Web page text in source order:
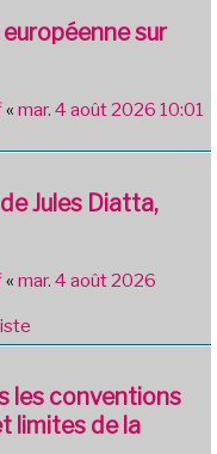
sur
« mar. 4 août 2026 10:01
Jules Diatta,
« mar. 4 août 2026
les conventions
limites de la